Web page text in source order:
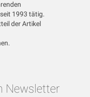
1993 tätig.
der Artikel
Newsletter